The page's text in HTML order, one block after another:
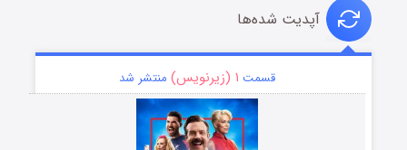
آپدیت شده‌ها
قسمت ۱ (زیرنویس) منتشر شد